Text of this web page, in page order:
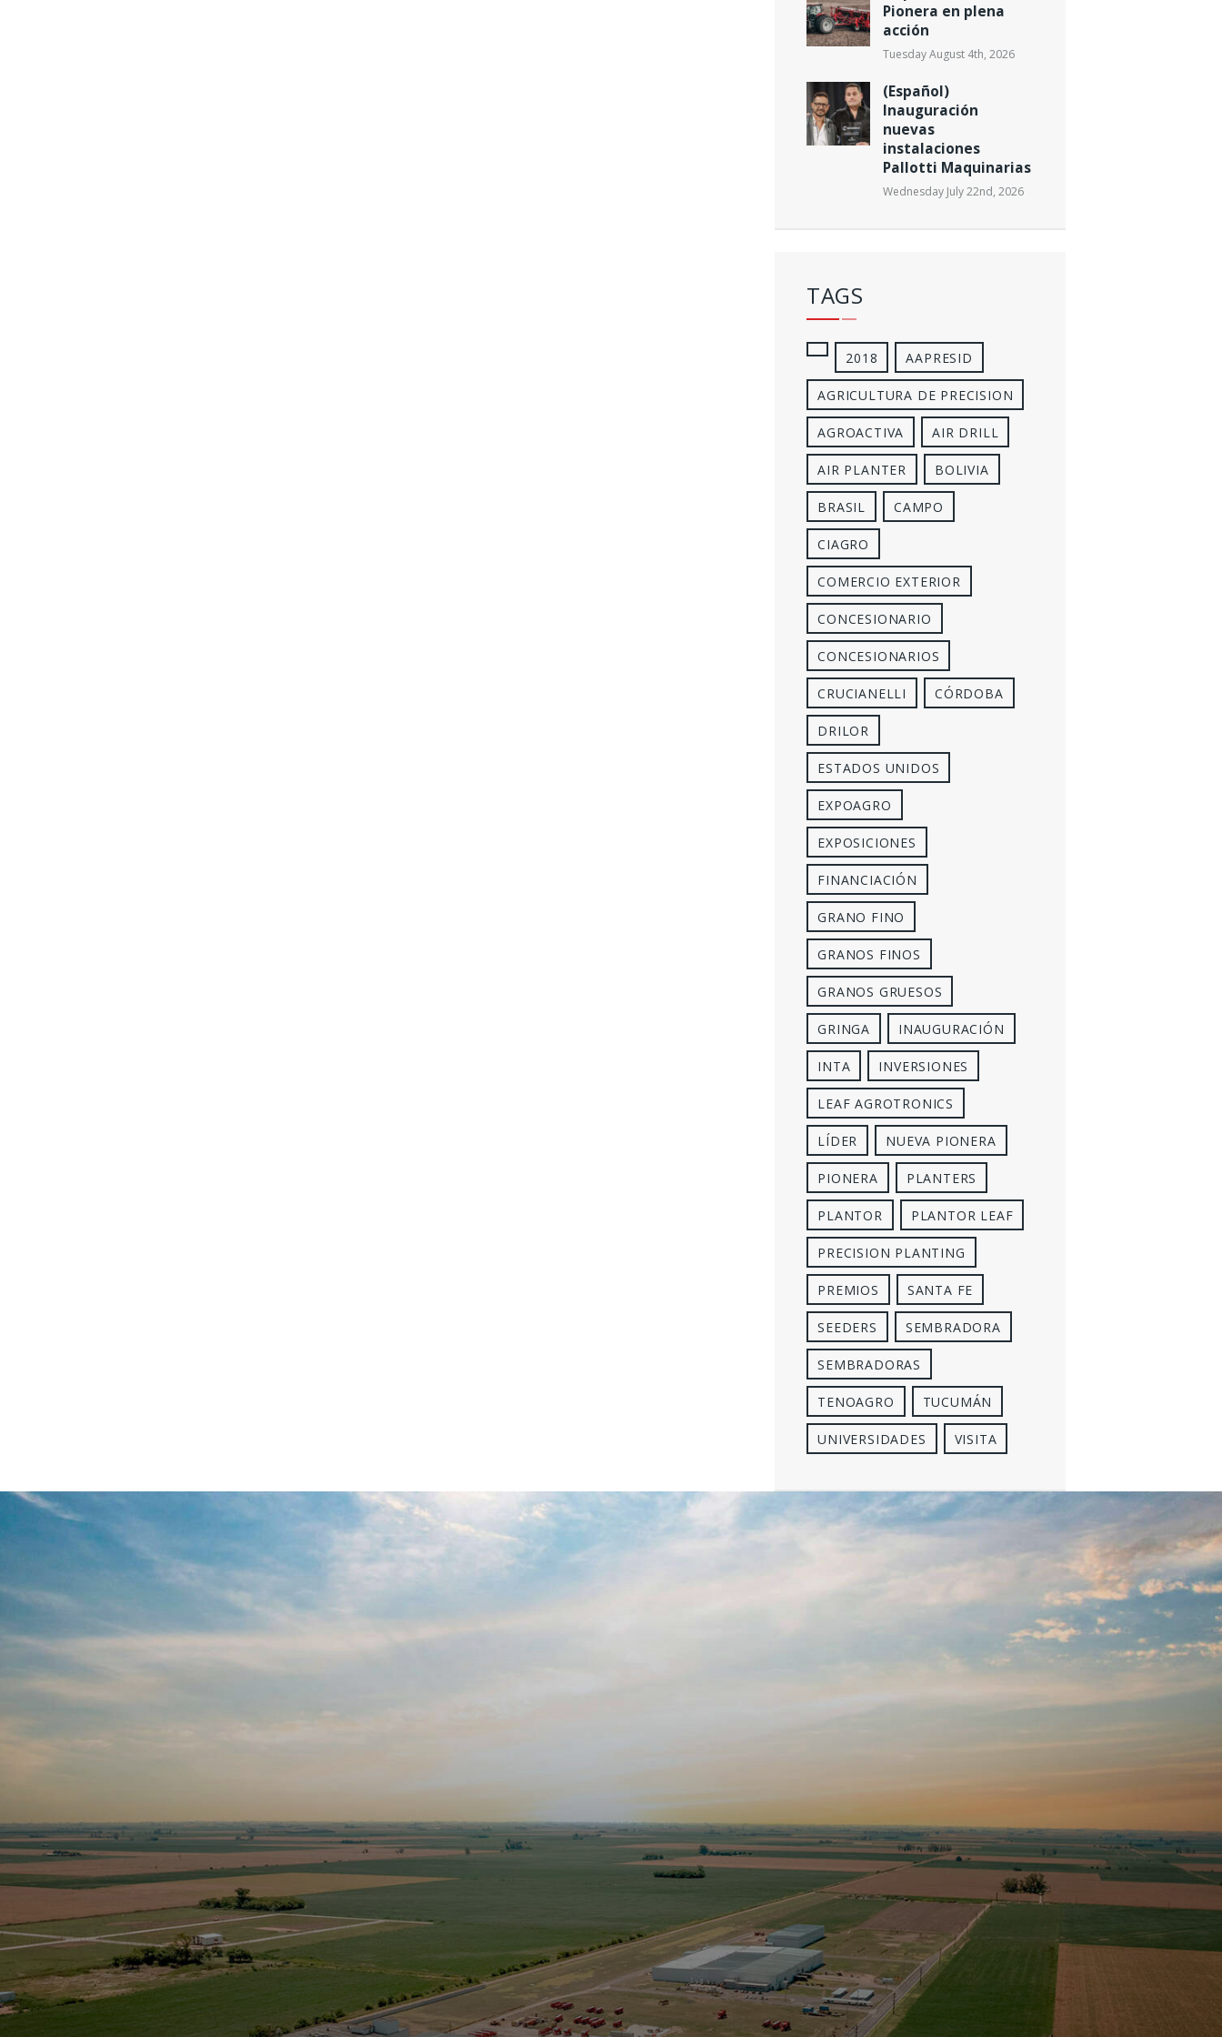
Pionera en plena
acción
Tuesday August 4th, 2026
(Español)
Inauguración
nuevas
instalaciones
Pallotti Maquinarias
Wednesday July 22nd, 2026
TAGS
2018 AAPRESID
AGRICULTURA DE PRECISION
AGROACTIVA AIR DRILL
AIR PLANTER BOLIVIA
BRASIL CAMPO
CIAGRO
COMERCIO EXTERIOR
CONCESIONARIO
CONCESIONARIOS
CRUCIANELLI CÓRDOBA
DRILOR
ESTADOS UNIDOS
EXPOAGRO
EXPOSICIONES
FINANCIACIÓN
GRANO FINO
GRANOS FINOS
GRANOS GRUESOS
GRINGA INAUGURACIÓN
INTA INVERSIONES
LEAF AGROTRONICS
LÍDER NUEVA PIONERA
PIONERA PLANTERS
PLANTOR PLANTOR LEAF
PRECISION PLANTING
PREMIOS SANTA FE
SEEDERS SEMBRADORA
SEMBRADORAS
TENOAGRO TUCUMÁN
UNIVERSIDADES VISITA